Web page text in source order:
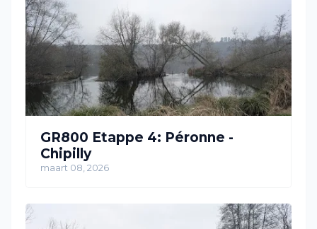
GR800 Etappe 4: Péronne -
Chipilly
maart 08, 2026